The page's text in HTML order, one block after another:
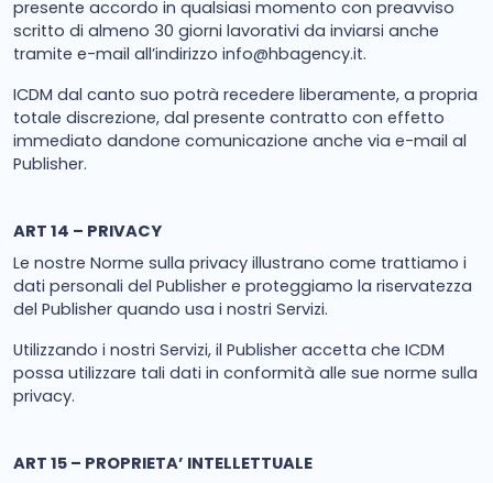
presente accordo in qualsiasi momento con preavviso
scritto di almeno 30 giorni lavorativi da inviarsi anche
tramite e-mail all’indirizzo info@hbagency.it.
ICDM dal canto suo potrà recedere liberamente, a propria
totale discrezione, dal presente contratto con effetto
immediato dandone comunicazione anche via e-mail al
Publisher.
ART 14 – PRIVACY
Le nostre Norme sulla privacy illustrano come trattiamo i
dati personali del Publisher e proteggiamo la riservatezza
del Publisher quando usa i nostri Servizi.
Utilizzando i nostri Servizi, il Publisher accetta che ICDM
possa utilizzare tali dati in conformità alle sue norme sulla
privacy.
ART 15 – PROPRIETA’ INTELLETTUALE